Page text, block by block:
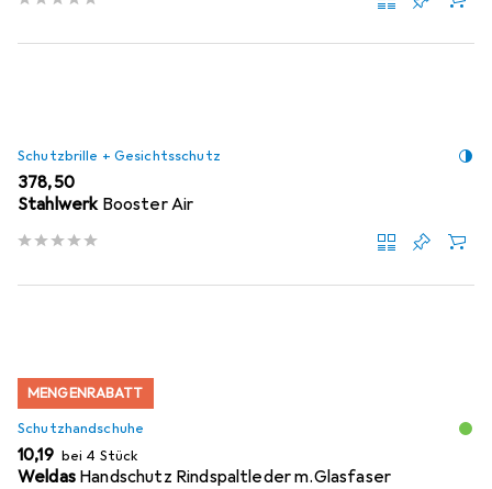
Schutzbrille + Gesichtsschutz
EUR
378,50
Stahlwerk Booster Air
MENGENRABATT
Schutzhandschuhe
EUR
10,19 bei 4 Stück
Weldas Handschutz Rindspaltleder m.Glasfaser